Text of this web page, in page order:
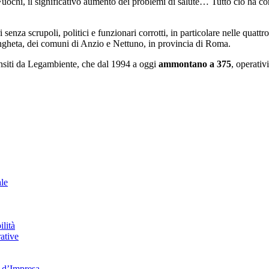
scrupoli, politici e funzionari corrotti, in particolare nelle
dei comuni di Anzio e Nettuno, in provincia di Roma.
da Legambiente, che dal 1994 a oggi ammontano a 375,